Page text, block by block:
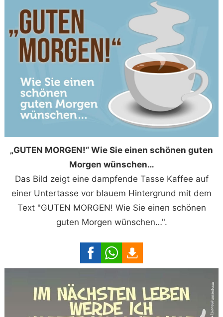
„GUTEN MORGEN!“ Wie Sie einen schönen guten
Morgen wünschen…
Das Bild zeigt eine dampfende Tasse Kaffee auf
einer Untertasse vor blauem Hintergrund mit dem
Text "GUTEN MORGEN! Wie Sie einen schönen
guten Morgen wünschen…".